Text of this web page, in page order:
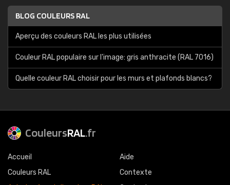
BLOG COULEURS RAL
Aperçu des couleurs RAL les plus utilisées
Couleur RAL populaire sur l'image: gris anthracite (RAL 7016)
Quelle couleur RAL choisir pour les murs et plafonds blancs?
CouleursRAL.fr
Accueil
Couleurs RAL
Aide
Contexte